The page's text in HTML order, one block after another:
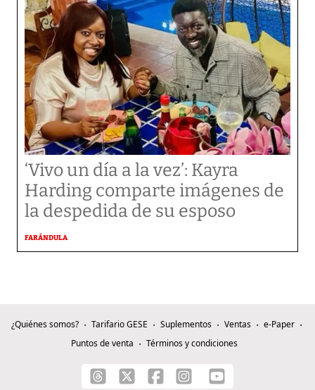
‘Vivo un día a la vez’: Kayra
Harding comparte imágenes de
la despedida de su esposo
FARÁNDULA
¿Quiénes somos? Tarifario GESE Suplementos Ventas
e-Paper
Puntos de venta
Términos y condiciones